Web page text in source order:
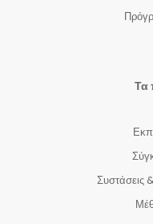
Τα
Συστάσεις